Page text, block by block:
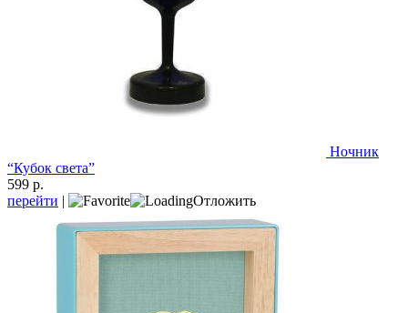
Ночник
“Кубок света”
599 р.
перейти | Отложить